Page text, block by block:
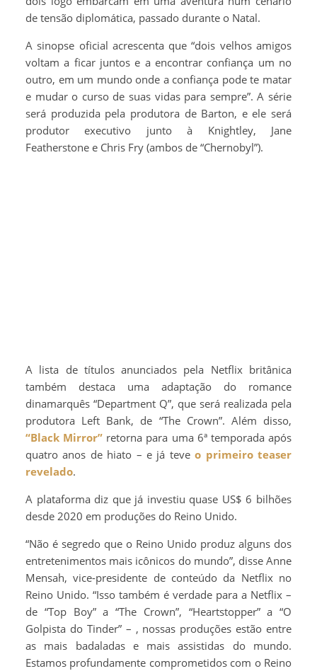
de tensão diplomática, passado durante o Natal.
A sinopse oficial acrescenta que “dois velhos amigos
voltam a ficar juntos e a encontrar confiança um no
outro, em um mundo onde a confiança pode te matar
e mudar o curso de suas vidas para sempre”. A série
será produzida pela produtora de Barton, e ele será
produtor executivo junto à Knightley, Jane
Featherstone e Chris Fry (ambos de “Chernobyl”).
A lista de títulos anunciados pela Netflix britânica
também destaca uma adaptação do romance
dinamarquês “Department Q”, que será realizada pela
produtora Left Bank, de “The Crown”. Além disso,
“Black Mirror” retorna para uma 6ª temporada após
quatro anos de hiato – e já teveo primeiro teaser
revelado.
A plataforma diz que já investiu quase US$ 6 bilhões
desde 2020 em produções do Reino Unido.
“Não é segredo que o Reino Unido produz alguns dos
entretenimentos mais icônicos do mundo”, disse Anne
Mensah, vice-presidente de conteúdo da Netflix no
Reino Unido. “Isso também é verdade para a Netflix –
de “Top Boy” a “The Crown”, “Heartstopper” a “O
Golpista do Tinder” – , nossas produções estão entre
as mais badaladas e mais assistidas do mundo.
Estamos profundamente comprometidos com o Reino